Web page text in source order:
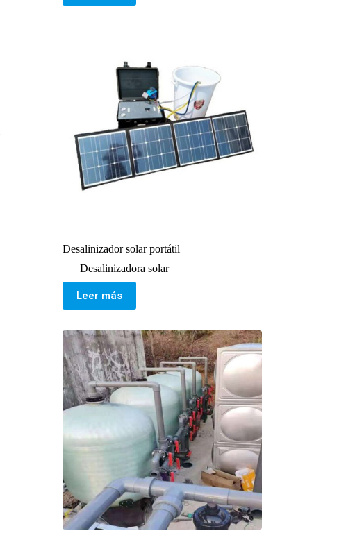
Desalinizador solar portátil
Desalinizadora solar
Leer más